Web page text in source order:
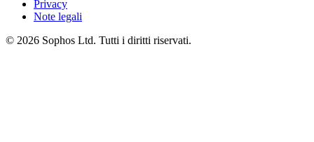
Privacy
Note legali
© 2026 Sophos Ltd. Tutti i diritti riservati.